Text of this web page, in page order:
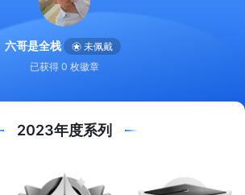
六哥是全栈
未佩戴
已获得 0 枚徽章
2023年度系列